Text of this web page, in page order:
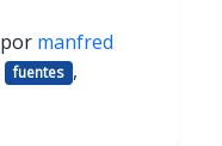
por manfred
fuentes ,